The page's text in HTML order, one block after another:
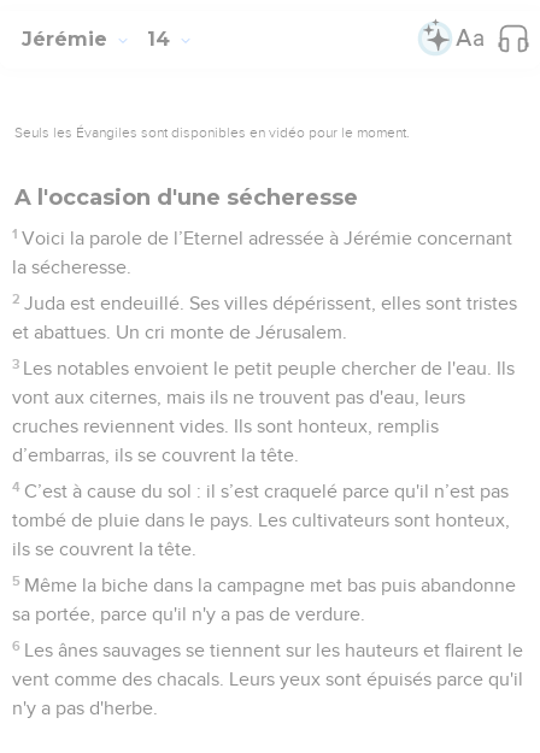
Jérémie 14
Seuls les Évangiles sont disponibles en vidéo pour le moment.
A l'occasion d'une sécheresse
1 Voici la parole de l’Eternel adressée à Jérémie concernant
la sécheresse.
2 Juda est endeuillé. Ses villes dépérissent, elles sont tristes
et abattues. Un cri monte de Jérusalem.
3 Les notables envoient le petit peuple chercher de l'eau. Ils
vont aux citernes, mais ils ne trouvent pas d'eau, leurs
cruches reviennent vides. Ils sont honteux, remplis
d’embarras, ils se couvrent la tête.
4 C’est à cause du sol : il s’est craquelé parce qu'il n’est pas
tombé de pluie dans le pays. Les cultivateurs sont honteux,
ils se couvrent la tête.
5 Même la biche dans la campagne met bas puis abandonne
sa portée, parce qu'il n'y a pas de verdure.
6 Les ânes sauvages se tiennent sur les hauteurs et flairent le
vent comme des chacals. Leurs yeux sont épuisés parce qu'il
n'y a pas d'herbe.